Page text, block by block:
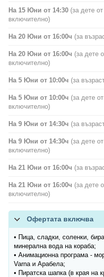
На 15 Юни от 14:30 (за дете
включително)
На 20 Юни от 16:00ч (за
На 20 Юни от 16:00ч (за дете
включително)
На 5 Юни от 10:00ч (за
На 5 Юни от 10:00ч (за дете
включително)
На 9 Юни от 14:30ч (за
На 9 Юни от 14:30ч (за дете
включително)
На 21 Юни от 16:00ч (за
На 21 Юни от 16:00ч (за дете
включително)
Офертата включва
• Пица, сладки, соленки,
минерална вода на кораба;
• Анимационна програма -
Varna и Арабела;
• Пиратска шапка (в края на